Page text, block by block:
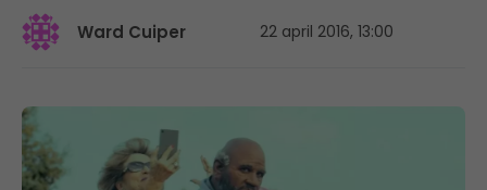
Ward Cuiper 22 april 2016, 13:00